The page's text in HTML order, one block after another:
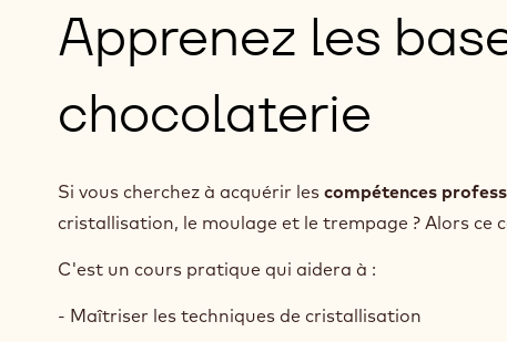
Apprenez les
chocolaterie
Si vous cherchez à acquérir les compétences
cristallisation, le moulage et le trempage ? Alors ce
C'est un cours pratique qui aidera à :
- Maîtriser les techniques de cristallisation